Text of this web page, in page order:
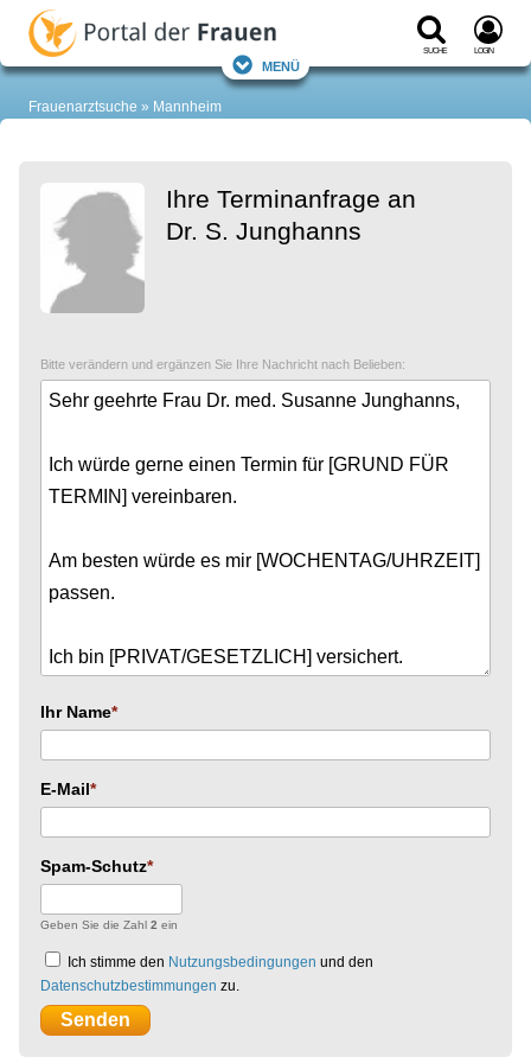
Suche Login
Menü
Frauenarztsuche Mannheim
Ihre Terminanfrage an
Dr. S. Junghanns
Bitte verändern und ergänzen Sie Ihre Nachricht nach Belieben:
Ihr Name
E-Mail
Spam-Schutz
Geben Sie die Zahl 2 ein
Ich stimme den Nutzungsbedingungen und den
Datenschutzbestimmungen zu.